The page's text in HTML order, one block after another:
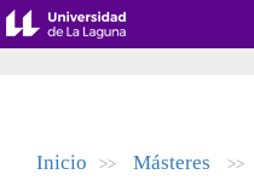
Inicio >> Másteres >>